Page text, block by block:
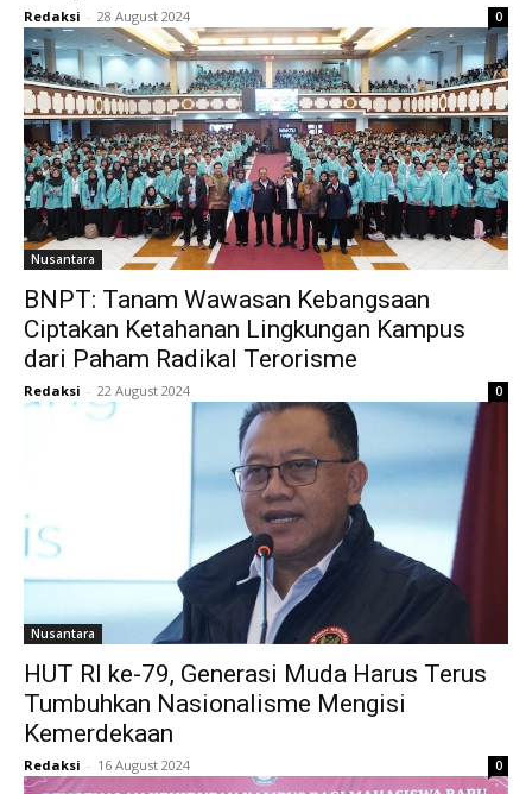
Redaksi - 28 August 2024 0
Nusantara
BNPT: Tanam Wawasan Kebangsaan
Ciptakan Ketahanan Lingkungan Kampus
dari Paham Radikal Terorisme
Redaksi - 22 August 2024 0
Nusantara
HUT RI ke-79, Generasi Muda Harus Terus
Tumbuhkan Nasionalisme Mengisi
Kemerdekaan
Redaksi - 16 August 2024 0